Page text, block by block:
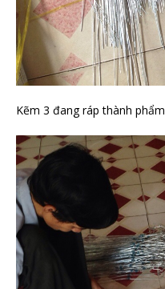
Kẽm 3 đang ráp thành phẩm